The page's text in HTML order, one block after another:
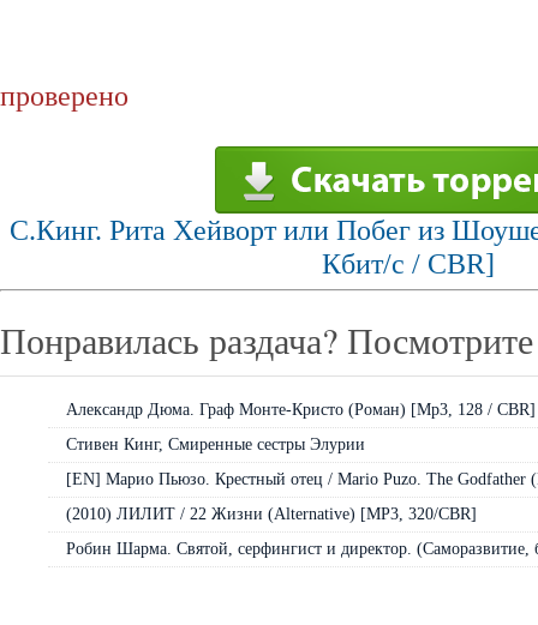
проверено
С.Кинг. Рита Хейворт или Побег из
Кбит/с / СBR]
Понравилась раздача?
Александр Дюма. Граф Монте-Кристо (Роман) [Mp3, 128 / CBR]
Стивен Кинг, Смиренные сестры Элурии
[EN] Марио Пьюзо. Крестный отец / Mario Puzo. The Godfather
(2010) ЛИЛИТ / 22 Жизни (Alternative) [MP3, 320/CBR]
Робин Шарма. Святой, серфингист и директор. (Саморазвитие,